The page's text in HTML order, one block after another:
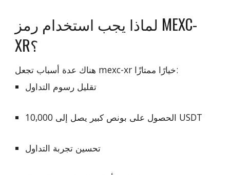
لماذا يجب استخدام رمز MEXC-
XR؟
هناك عدة أسباب تجعل mexc-xr خيارًا ممتازًا:
تقليل رسوم التداول
الحصول على بونص كبير يصل إلى 10,000 USDT
تحسين تجربة التداول